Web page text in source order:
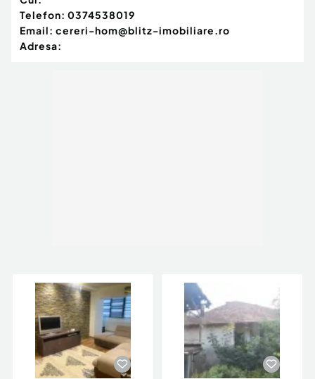
Telefon: 0374538019
Email: cereri-hom@blitz-imobiliare.ro
Adresa: